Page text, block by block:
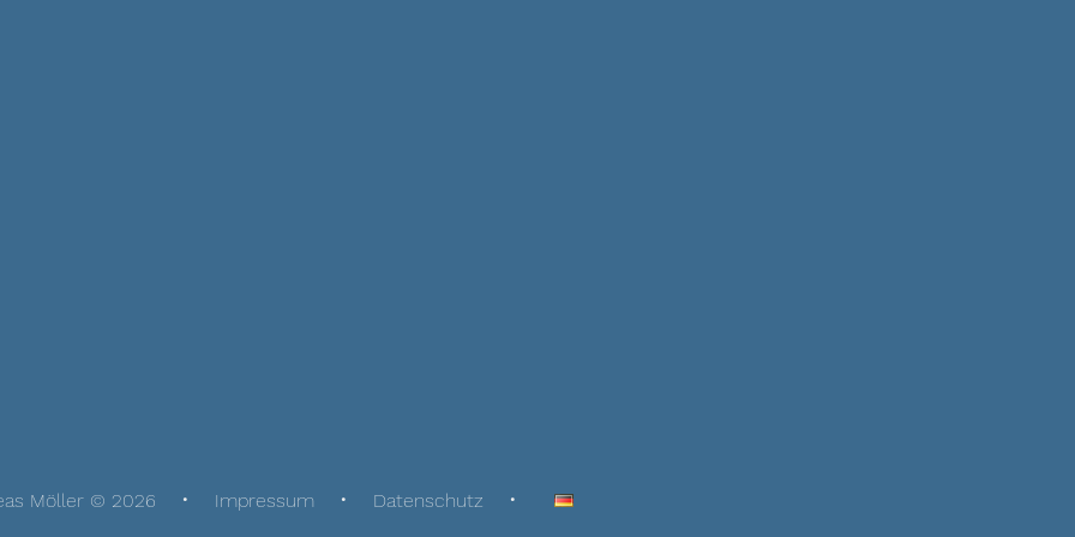
Möller © 2026 Impressum Datenschutz